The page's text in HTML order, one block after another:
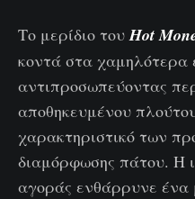
Το μερίδιο τουHot
κοντά στα χαμηλότερα
αντιπροσωπεύοντας
αποθηκευμένου
χαρακτηριστικό των
διαμόρφωσης πάτου. Η
αγοράς ενθάρρυνε